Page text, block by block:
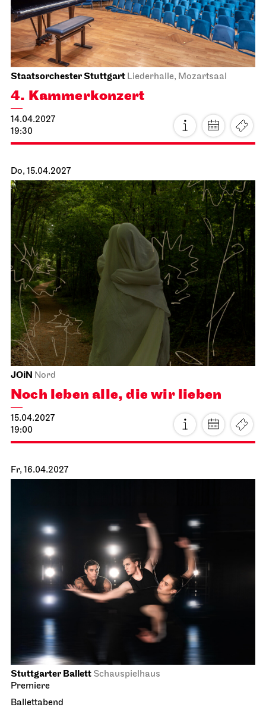
19:00
Mi, 31.03.2027
Stuttgarter Ballett
Opernhaus
Ballettabend
MODERN ELEGIES
31.03.2027
19:00
Do, 01.04.2027
Staatsoper Stuttgart Opernhaus
La Cenerentola
01.04.2027
19:00 - 22:30
Fr, 02.04.2027